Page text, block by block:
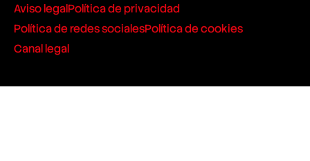
Aviso legalPolítica de privacidad
Política de redes socialesPolítica de cookies
Canal legal